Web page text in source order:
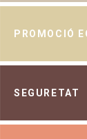
PROMOCIÓ
SEGURETAT